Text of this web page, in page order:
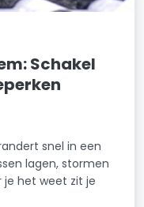
Schakel
snel in een
lagen, stormen
je het weet zit je